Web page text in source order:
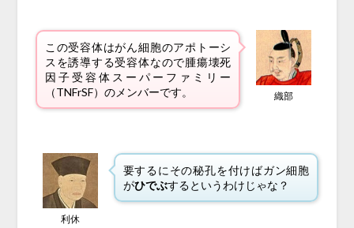
この受容体はがん細胞のアポトーシ
スを誘導する受容体なので腫瘍壊死
因子受容体スーパーファミリー
（TNFrSF）のメンバーです。
織部
利休
要するにその秘孔を付けばガン細胞
がひでぶするというわけじゃな？